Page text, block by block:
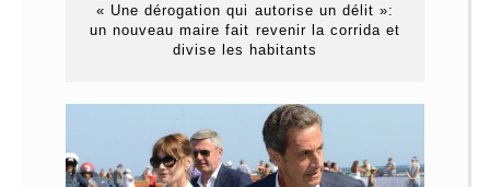
« Une dérogation qui autorise un délit »:
un nouveau maire fait revenir la corrida et
divise les habitants